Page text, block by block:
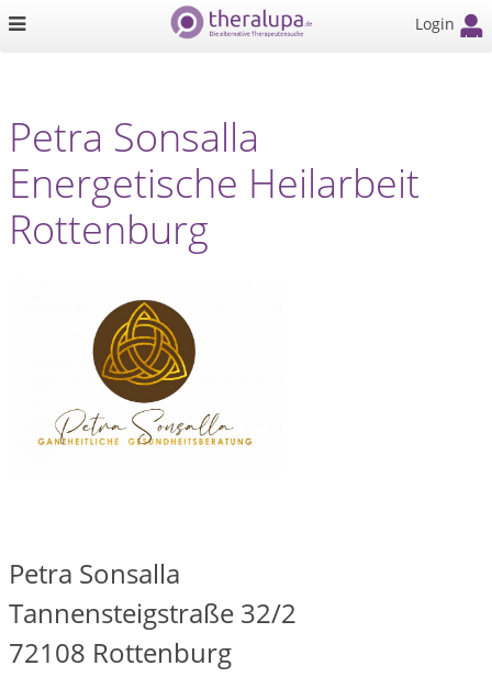
Login
Petra Sonsalla
Energetische Heilarbeit
Rottenburg
Petra Sonsalla
Tannensteigstraße 32/2
72108 Rottenburg